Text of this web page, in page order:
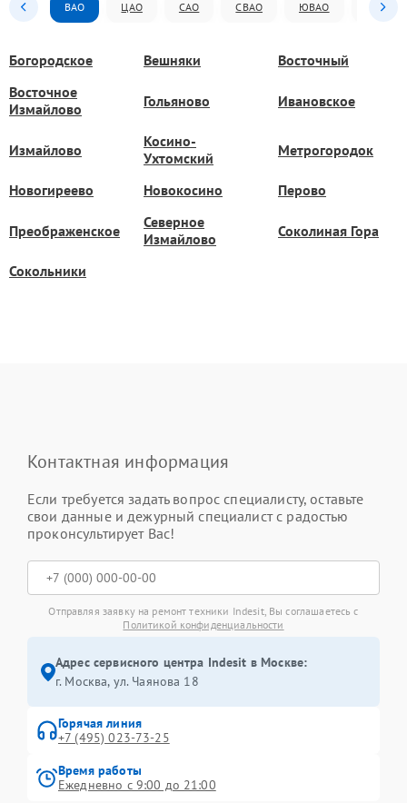
ВАО ЦАО САО СВАО ЮВАО ЮАО
Богородское Вешняки
Восточный
Восточное
Измайлово
Гольяново Ивановское
Измайлово
Косино-
Ухтомский
Метрогородок
Новогиреево Новокосино Перово
Преображенское
Северное
Измайлово
Соколиная Гора
Сокольники
Контактная информация
Если требуется задать вопрос специалисту, оставьте
свои данные и дежурный специалист с радостью
проконсультирует Вас!
Отправляя заявку на ремонт техники Indesit, Вы соглашаетесь с
Политикой конфиденциальности
Адрес сервисного центра Indesit в Москве:
г. Москва, ул. Чаянова 18
Горячая линия
+7 (495) 023-73-25
Время работы
Ежедневно с 9:00 до 21:00